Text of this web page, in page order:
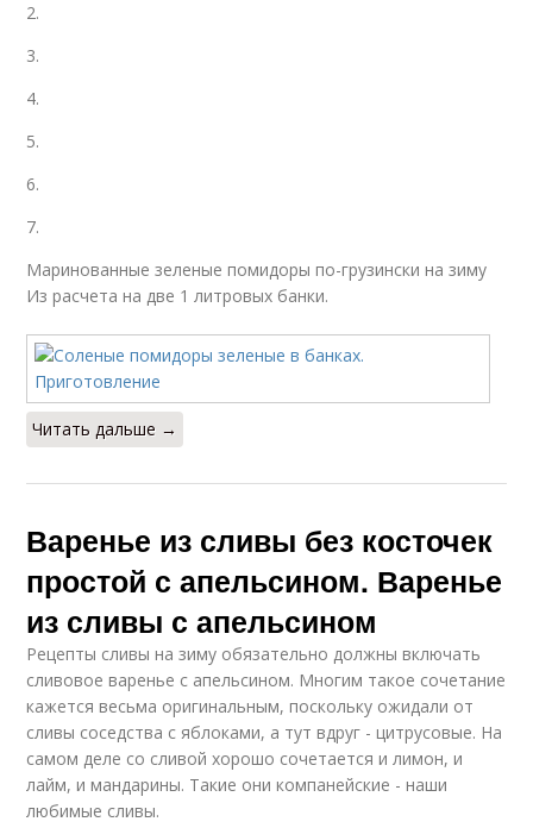
2.
3.
4.
5.
6.
7.
Маринованные зеленые помидоры по-грузински на зиму
Из расчета на две 1 литровых банки.
Читать дальше →
Варенье из сливы без косточек
простой с апельсином. Варенье
из сливы с апельсином
Рецепты сливы на зиму обязательно должны включать
сливовое варенье с апельсином. Многим такое сочетание
кажется весьма оригинальным, поскольку ожидали от
сливы соседства с яблоками, а тут вдруг - цитрусовые. На
самом деле со сливой хорошо сочетается и лимон, и
лайм, и мандарины. Такие они компанейские - наши
любимые сливы.